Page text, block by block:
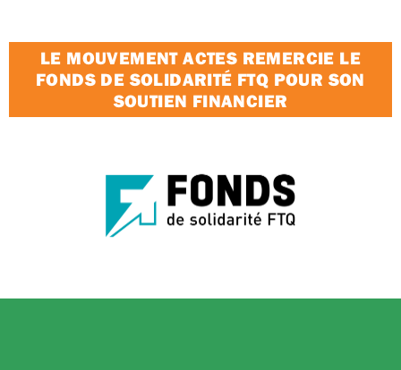
LE MOUVEMENT ACTES REMERCIE LE
FONDS DE SOLIDARITÉ FTQ POUR SON
SOUTIEN FINANCIER